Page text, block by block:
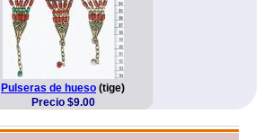
Pulseras de hueso (tige)
Precio $9.00